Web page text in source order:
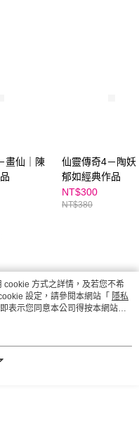
畫仙｜陳
仙靈傳奇4－陶妖
郁如經典作品
NT$300
NT$380
cookie 方式之詳情，及若您不希
設定，請參閱本網站「 隱私
表示您同意本公司得按本網站使